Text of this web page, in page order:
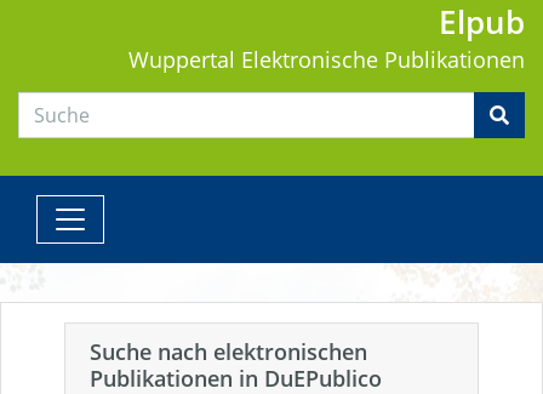
Elpub
Wuppertal Elektronische Publikationen
Suche nach elektronischen
Publikationen in DuEPublico